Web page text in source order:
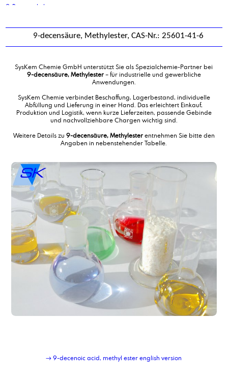
2-Butoxyethylacetat
2-Ethylhexanol
2-ethylhexanol phosphatester, ethoxiliert, Natriumsalz
2-Ethylhexyl Phosphat, ethoxiliert 3 EO
2-Ethylhexylcocoat
2-Ethylhexylcocoat, destilliert
2-Ethylhexyllaurat, Pflanzlich
2-Ethylhexylpalmitat, Pflanzlich
2-Mercaptobenzothiazol Natrium-Salz 50 %
3-mercapto-1,2,4-triazol
9-decensäure, Methylester
9-decensäure, Methylester, CAS-Nr.: 25601-41-6
SysKem Chemie GmbH unterstützt Sie als Spezialchemie-Partner bei
9-decensäure, Methylester– für industrielle und gewerbliche
Anwendungen.
SysKem Chemie verbindet Beschaffung, Lagerbestand, individuelle
Abfüllung und Lieferung in einer Hand. Das erleichtert Einkauf,
Produktion und Logistik, wenn kurze Lieferzeiten, passende Gebinde
und nachvollziehbare Chargen wichtig sind.
Weitere Details zu 9-decensäure, Methylesterentnehmen Sie bitte den
Angaben in nebenstehender Tabelle.
→ 9-decenoic acid, methyl ester english version